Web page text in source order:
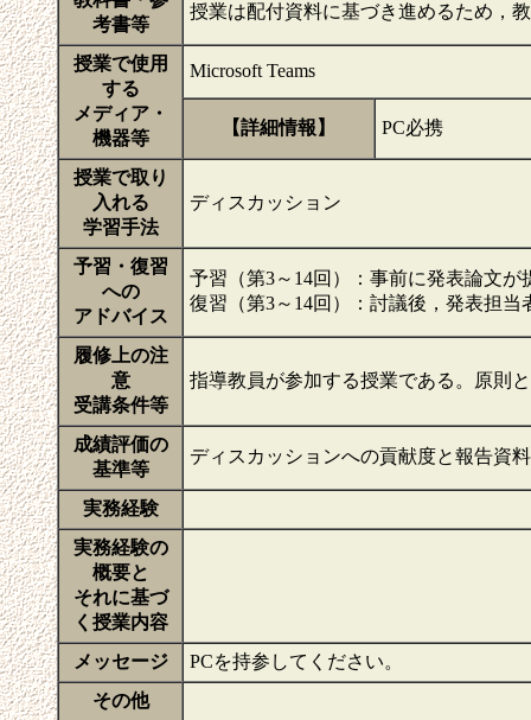
考書等
授業は配付資料に基づき進めるため，
授業で使用
する
メディア・
機器等
Microsoft Teams
【詳細情報】 PC必携
授業で取り
入れる
学習手法
ディスカッション
予習・復習
への
アドバイス
予習（第3～14回）：事前に発表論文
復習（第3～14回）：討議後，発表担
履修上の注
意
受講条件等
指導教員が参加する授業である。原則
成績評価の
基準等
ディスカッションへの貢献度と報告資
実務経験
実務経験の
概要と
それに基づ
く授業内容
メッセージ
PCを持参してください。
その他